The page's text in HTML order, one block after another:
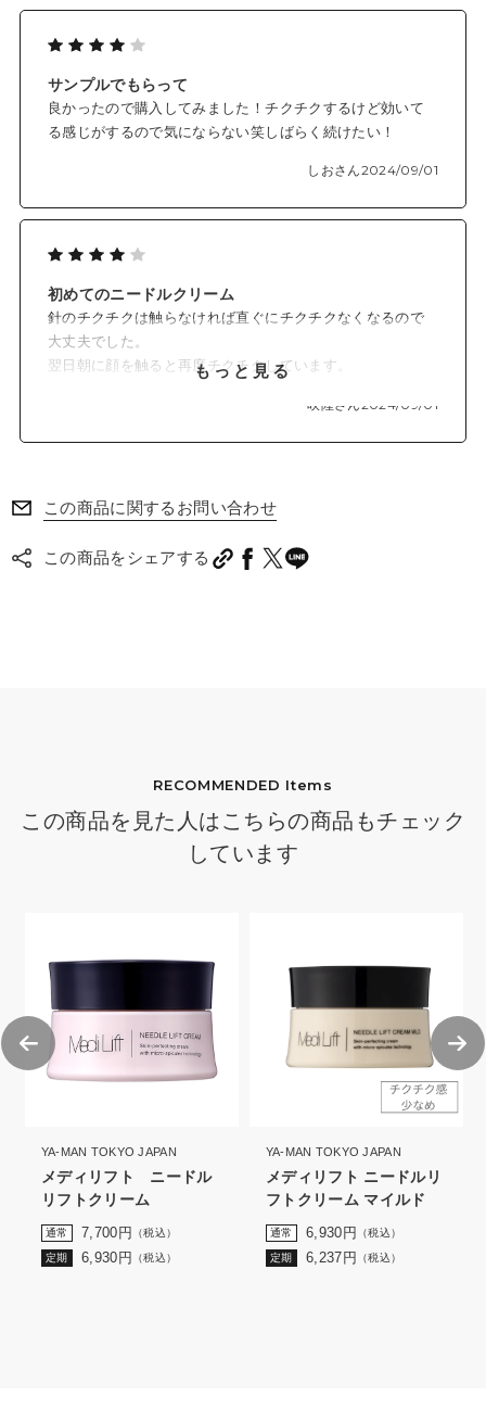
サンプルでもらって
良かったので購入してみました！チクチクするけど効いて
る感じがするので気にならない笑しばらく続けたい！
しおさん2024/09/01
初めてのニードルクリーム
針のチクチクは触らなければ直ぐにチクチクなくなるので
大丈夫でした。
翌日朝に顔を触ると再度チクチクしています。
もっと見る
咲陸さん2024/09/01
この商品に関するお問い合わせ
この商品をシェアする
RECOMMENDED Items
この商品を見た人はこちらの商品もチェック
しています
YA-MAN TOKYO JAPAN
メディリフト ニードル
リフトクリーム
通常 7,700 円 （税込）
定期 6,930 円 （税込）
YA-MAN TOKYO JAPAN
メディリフト ニードルリ
フトクリーム マイルド
通常 6,930 円 （税込）
定期 6,237 円 （税込）